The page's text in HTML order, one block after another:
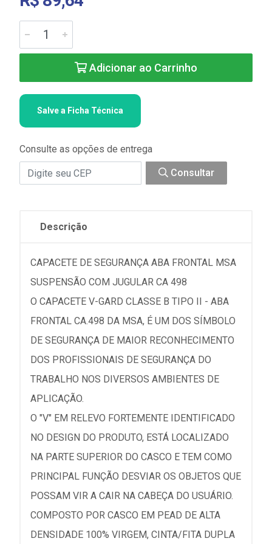
Adicionar ao Carrinho
Salve a Ficha Técnica
Consulte as opções de entrega
Consultar
Descrição
CAPACETE DE SEGURANÇA ABA FRONTAL MSA
SUSPENSÃO COM JUGULAR CA 498
O CAPACETE V-GARD CLASSE B TIPO II - ABA
FRONTAL CA.498 DA MSA, É UM DOS SÍMBOLO
DE SEGURANÇA DE MAIOR RECONHECIMENTO
DOS PROFISSIONAIS DE SEGURANÇA DO
TRABALHO NOS DIVERSOS AMBIENTES DE
APLICAÇÃO.
O "V" EM RELEVO FORTEMENTE IDENTIFICADO
NO DESIGN DO PRODUTO, ESTÁ LOCALIZADO
NA PARTE SUPERIOR DO CASCO E TEM COMO
PRINCIPAL FUNÇÃO DESVIAR OS OBJETOS QUE
POSSAM VIR A CAIR NA CABEÇA DO USUÁRIO.
COMPOSTO POR CASCO EM PEAD DE ALTA
DENSIDADE 100% VIRGEM, CINTA/FITA DUPLA